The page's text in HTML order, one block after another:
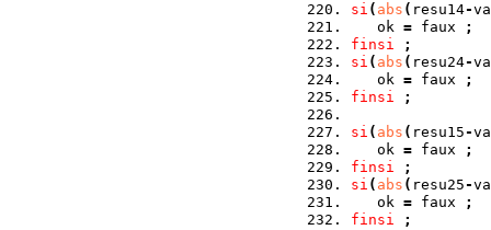
si ( abs ( resu14-
   ok
= faux
;
finsi
;
si ( abs ( resu24-
   ok
= faux
;
finsi
;
si ( abs ( resu15-
   ok
= faux
;
finsi
;
si ( abs ( resu25-
   ok
= faux
;
finsi
;